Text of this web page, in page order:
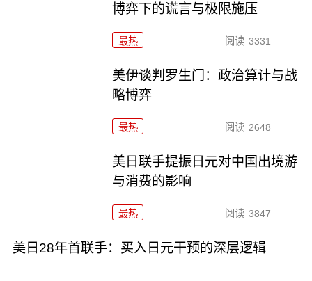
博弈下的谎言与极限施压
最热 阅读 3331
美伊谈判罗生门：政治算计与战
略博弈
最热 阅读 2648
美日联手提振日元对中国出境游
与消费的影响
最热 阅读 3847
美日28年首联手：买入日元干预的深层逻辑